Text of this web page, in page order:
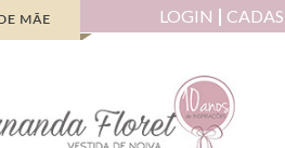
LOGIN